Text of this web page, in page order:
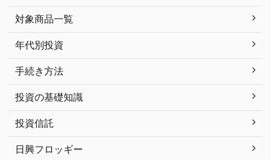
対象商品一覧
年代別投資
手続き方法
投資の基礎知識
投資信託
日興フロッギー